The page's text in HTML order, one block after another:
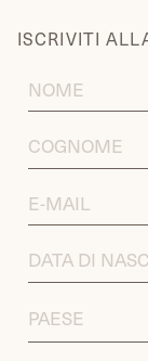
ISCRIVITI
FIRST
NAME
LAST
NAME
EMAIL
ADDRESS
DATA
DI
COUNTRY